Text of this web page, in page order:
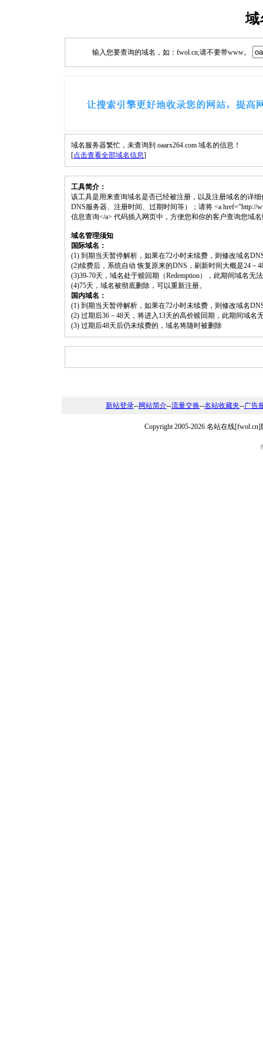
域
输入您要查询的域名，如：fwol.cn,请不要带www。
域名服务器繁忙，未查询到 oaarx264.com 域名的信息！
[点击查看全部域名信息]
工具简介：
该工具是用来查询域名是否已经被注册，以及注册域名的详
DNS服务器、注册时间、过期时间等）；请将 <a href="http://
信息查询</a> 代码插入网页中，方便您和你的客户查询您域
域名管理须知
国际域名：
(1) 到期当天暂停解析，如果在72小时未续费，则修改域名
(2)续费后，系统自动 恢复原来的DNS，刷新时间大概是24－
(3)39-70天，域名处于赎回期（Redemption），此期间域名无
(4)75天，域名被彻底删除，可以重新注册。
国内域名：
(1) 到期当天暂停解析，如果在72小时未续费，则修改域名
(2) 过期后36－48天，将进入13天的高价赎回期，此期间域名
(3) 过期后48天后仍未续费的，域名将随时被删除
新站登录--网站简介--流量交换--名站收藏夹--广告
Copyright 2005-2026 名站在线